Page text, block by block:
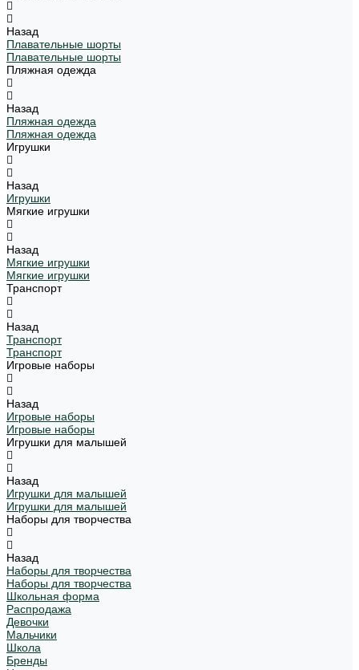
Назад
Плавательные шорты
Плавательные шорты
Пляжная одежда
Назад
Пляжная одежда
Пляжная одежда
Игрушки
Назад
Игрушки
Мягкие игрушки
Назад
Мягкие игрушки
Мягкие игрушки
Транспорт
Назад
Транспорт
Транспорт
Игровые наборы
Назад
Игровые наборы
Игровые наборы
Игрушки для малышей
Назад
Игрушки для малышей
Игрушки для малышей
Наборы для творчества
Назад
Наборы для творчества
Наборы для творчества
Школьная форма
Распродажа
Девочки
Мальчики
Школа
Бренды